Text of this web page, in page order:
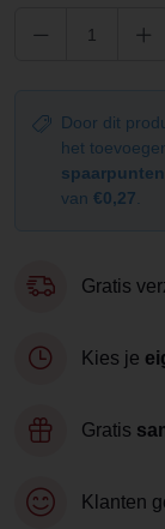
Door dit
het
spaarpunten
van €0,27
Gratis
Kies je
Gratis
Klanten